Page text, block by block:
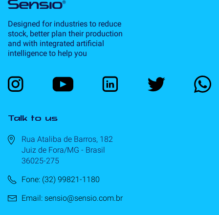
Designed for industries to reduce
stock, better plan their production
and with integrated artificial
intelligence to help you
Talk to us
Rua Ataliba de Barros, 182
Juiz de Fora/MG - Brasil
36025-275
Fone: (32) 99821-1180
Email: sensio@sensio.com.br